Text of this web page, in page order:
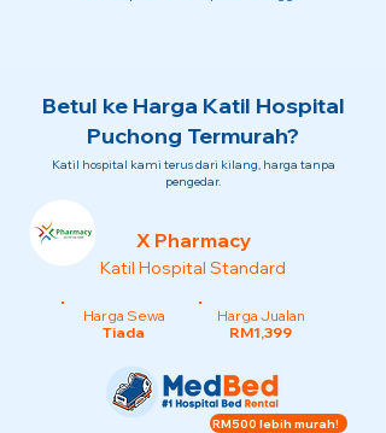
Betul ke Harga Katil Hospital
Puchong Termurah?
Katil hospital kami terus dari kilang, harga tanpa
pengedar.
X Pharmacy
Katil Hospital Standard
Harga Sewa
Tiada
Harga Jualan
RM1,399
RM500 lebih murah!